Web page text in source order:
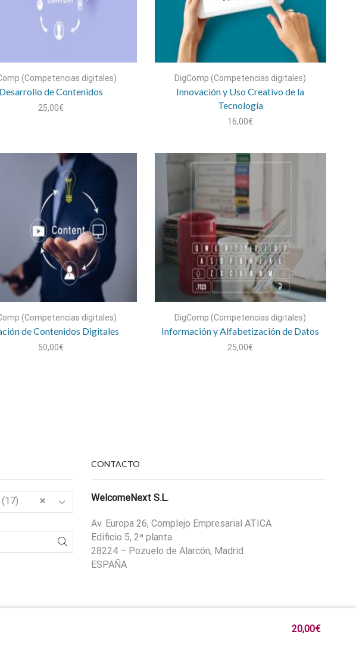
(Competencias digitales)
Desarrollo de Contenidos
25,00€
DigComp (Competencias digitales)
Innovación y Uso Creativo de la
Tecnología
16,00€
(Competencias digitales)
de Contenidos Digitales
50,00€
DigComp (Competencias digitales)
Información y Alfabetización de Datos
25,00€
×
CONTACTO
WelcomeNext S.L.
Av. Europa 26, Complejo Empresarial ATICA
Edificio 5, 2ª planta.
28224 – Pozuelo de Alarcón, Madrid
ESPAÑA
20,00€